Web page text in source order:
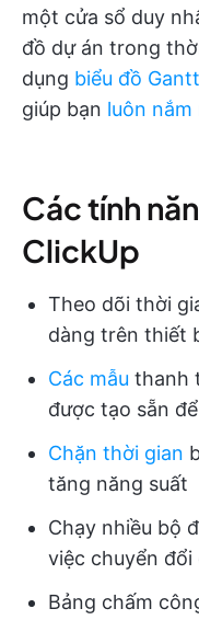
một cửa sổ duy
đồ dự án trong
dụng biểu đồ Gantt
giúp bạn luôn
Các tính
ClickUp
Theo dõi thời
dàng trên thiết
Các mẫu thanh
được tạo sẵn
Chặn thời gian
tăng năng suất
Chạy nhiều bộ
việc chuyển đổi
Bảng chấm